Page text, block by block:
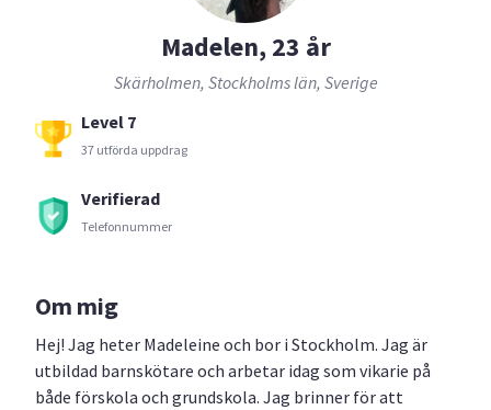
Madelen, 23 år
Skärholmen, Stockholms län, Sverige
Level 7
37 utförda uppdrag
Verifierad
Telefonnummer
Om mig
Hej! Jag heter Madeleine och bor i Stockholm. Jag är
utbildad barnskötare och arbetar idag som vikarie på
både förskola och grundskola. Jag brinner för att